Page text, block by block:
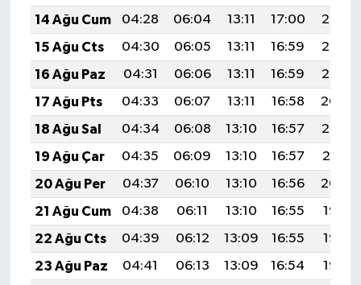
14 Ağu Cum
04:28 06:04 13:11 17:00
20:08
15 Ağu Cts
04:30 06:05 13:11 16:59
20:07
16 Ağu Paz
04:31 06:06 13:11 16:59
20:05
17 Ağu Pts
04:33 06:07 13:11 16:58
20:04
18 Ağu Sal
04:34 06:08 13:10 16:57
20:03
19 Ağu Çar
04:35 06:09 13:10 16:57
20:01
20 Ağu Per
04:37 06:10 13:10 16:56
20:00
21 Ağu Cum
04:38 06:11 13:10 16:55
19:58
22 Ağu Cts
04:39 06:12 13:09 16:55
19:57
23 Ağu Paz
04:41 06:13 13:09 16:54
19:55